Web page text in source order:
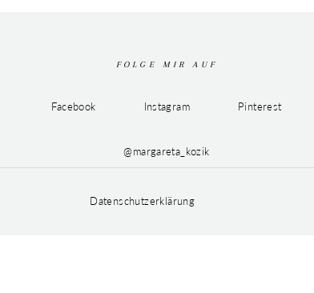
FOLGE MIR AUF
Facebook Instagram Pinterest
@margareta_kozik
Datenschutzerklärung